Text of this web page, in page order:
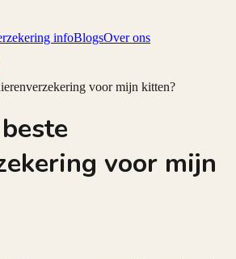
infoBlogsOver ons
voor mijn kitten?
voor mijn